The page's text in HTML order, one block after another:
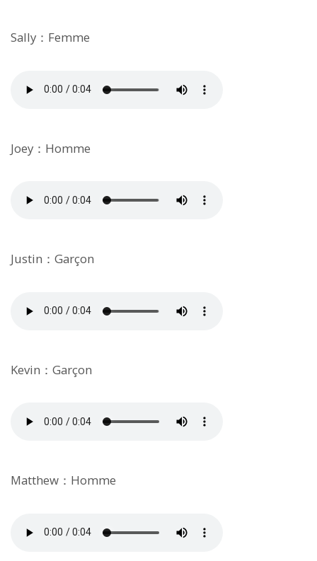
Sally：Femme
Joey：Homme
Justin：Garçon
Kevin：Garçon
Matthew：Homme